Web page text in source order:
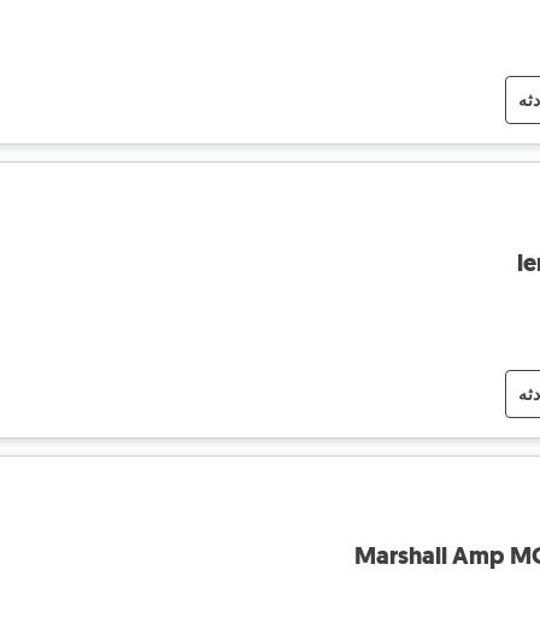
Marshall Amp